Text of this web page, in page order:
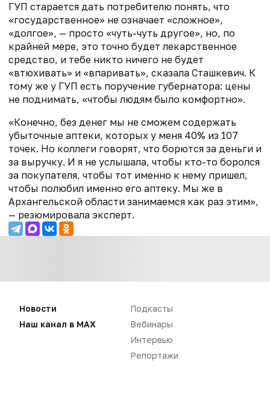
ГУП старается дать потребителю понять, что
«государственное» не означает «сложное»,
«долгое», — просто «чуть-чуть другое», но, по
крайней мере, это точно будет лекарственное
средство, и тебе никто ничего не будет
«втюхивать» и «впаривать», сказала Сташкевич. К
тому же у ГУП есть поручение губернатора: цены
не поднимать, «чтобы людям было комфортно».
«Конечно, без денег мы не сможем содержать
убыточные аптеки, которых у меня 40% из 107
точек. Но коллеги говорят, что борются за деньги и
за выручку. И я не услышала, чтобы кто-то боролся
за покупателя, чтобы тот именно к нему пришел,
чтобы полюбил именно его аптеку. Мы же в
Архангельской области занимаемся как раз этим»,
— резюмировала эксперт.
Новости
Наш канал в MAX
Подкасты
Вебинары
Интервью
Репортажи